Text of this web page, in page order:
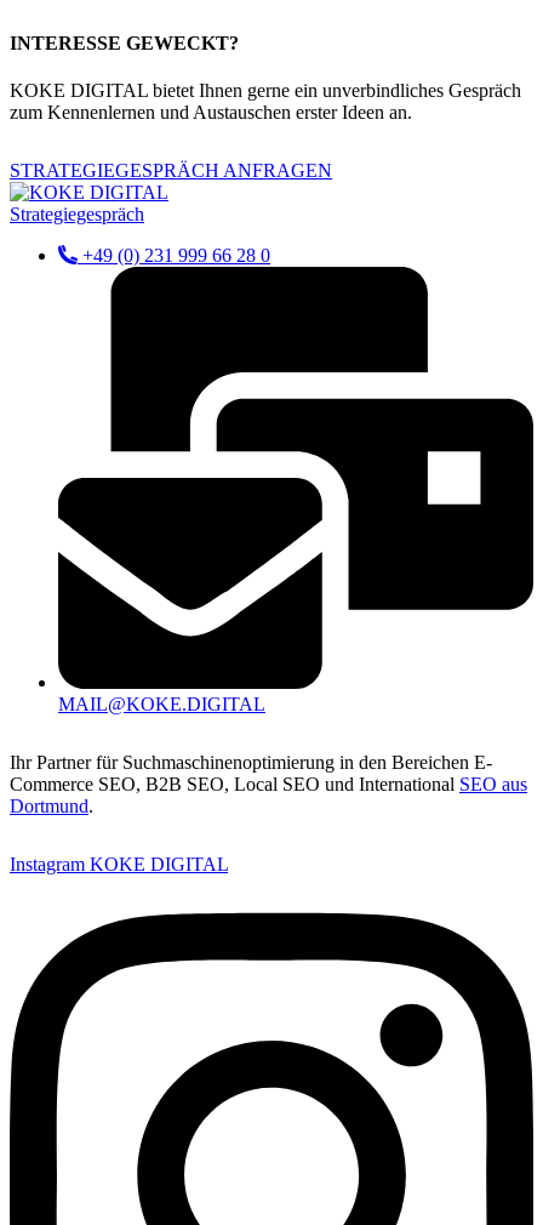
INTERESSE GEWECKT?
KOKE DIGITAL bietet Ihnen gerne ein unverbindliches Gespräch
zum Kennenlernen und Austauschen erster Ideen an.
STRATEGIEGESPRÄCH ANFRAGEN
Strategiegespräch
+49 (0) 231 999 66 28 0
MAIL@KOKE.DIGITAL
Ihr Partner für Suchmaschinenoptimierung in den Bereichen E-
Commerce SEO, B2B SEO, Local SEO und International SEO aus
Dortmund.
Instagram KOKE DIGITAL